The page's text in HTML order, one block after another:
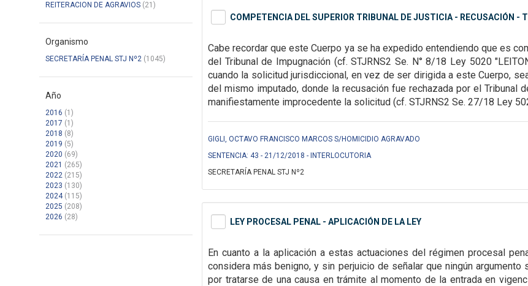
REITERACION DE AGRAVIOS (21)
Organismo
SECRETARÍA PENAL STJ Nº2 (1045)
Año
2016 (1)
2017 (1)
2018 (8)
2019 (5)
2020 (69)
2021 (265)
2022 (215)
2023 (130)
2024(115)
2025 (208)
2026 (28)
COMPETENCIA DEL SUPERIOR TRIBUNAL DE JUSTICIA - RECUSACIÓN -
Cabe recordar que este Cuerpo ya se ha expedido entendiendo que es
del Tribunal de Impugnación (cf. STJRNS2 Se. N° 8/18 Ley 5020
cuando la solicitud jurisdiccional, en vez de ser dirigida a esteCuerpo,
del mismo imputado, donde la recusación fue rechazada por el Tribunal
manifiestamente improcedente la solicitud (cf. STJRNS2 Se. 27/18 Ley
GIGLI, OCTAVO FRANCISCO MARCOS S/HOMICIDIO AGRAVADO
SENTENCIA: 43 - 21/12/2018 - INTERLOCUTORIA
SECRETARÍA PENAL STJ Nº2
LEY PROCESAL PENAL - APLICACIÓN DE LA LEY
En cuanto a la aplicación a estas actuaciones del régimen procesal
considera más benigno, y sin perjuicio de señalar que ningún
por tratarse de una causa en trámite al momento de la entrada en